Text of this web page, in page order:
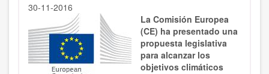
30-11-2016
La Comisión Europea
(CE) ha presentado una
propuesta legislativa
para alcanzar los
objetivos climáticos